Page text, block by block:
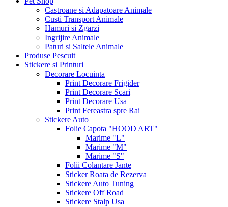
Castroane si Adapatoare Animale
Custi Transport Animale
Hamuri si Zgarzi
Ingrijire Animale
Paturi si Saltele Animale
Produse Pescuit
Stickere si Printuri
Decorare Locuinta
Print Decorare Frigider
Print Decorare Scari
Print Decorare Usa
Print Fereastra spre Rai
Stickere Auto
Folie Capota "HOOD ART"
Marime "L"
Marime "M"
Marime "S"
Folii Colantare Jante
Sticker Roata de Rezerva
Stickere Auto Tuning
Stickere Off Road
Stickere Stalp Usa